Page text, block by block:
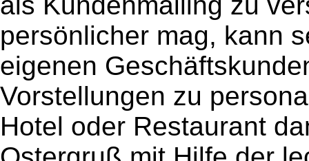
persönlicher mag, kann
eigenen
Vorstellungen zu
Hotel oder Restaurant